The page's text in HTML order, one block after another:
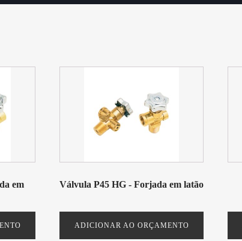
em
Válvula P45 HG - Forjada em latão
ADICIONAR AO ORÇAMENTO